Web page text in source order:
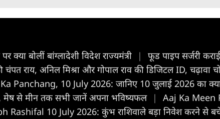
बोलीं बांग्लादेशी विदेश राज्यमंत्री |
फूड पाइप सर्जरी
चंपत राय, अनिल मिश्रा और गोपाल राव की डिजिटल ID, चढ़ावा
Panchang, 10 July 2026: जानिए 10 जुलाई 2026 का
से मीन तक सभी जानें अपना भविष्यफल |
Aaj Ka Meen
Rashifal 10 July 2026: कुंभ राशिवाले बड़ा निवेश करने से